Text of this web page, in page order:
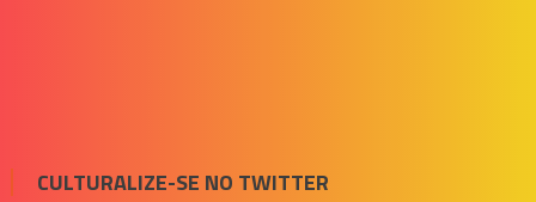
CULTURALIZE-SE NO TWITTER